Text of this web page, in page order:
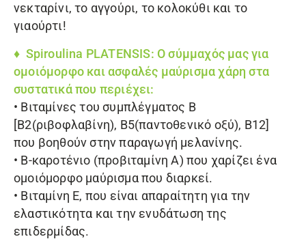
νεκταρίνι, το αγγούρι, το κολοκύθι και το
γιαούρτι!
♦ Spiroulina PLATENSIS: Ο σύμμαχός μας για
ομοιόμορφο και ασφαλές μαύρισμα χάρη στα
συστατικά που περιέχει:
• Βιταμίνες του συμπλέγματος Β
[Β2(ριβοφλαβίνη), Β5(παντοθενικό οξύ), Β12]
που βοηθούν στην παραγωγή μελανίνης.
• Β-καροτένιο (προβιταμίνη Α) που χαρίζει ένα
ομοιόμορφο μαύρισμα που διαρκεί.
• Βιταμίνη Ε, που είναι απαραίτητη για την
ελαστικότητα και την ενυδάτωση της
επιδερμίδας.